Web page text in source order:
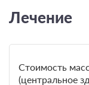
4 000
Лечение
Стоимость
(центральное